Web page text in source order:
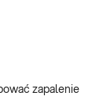
zapalenie